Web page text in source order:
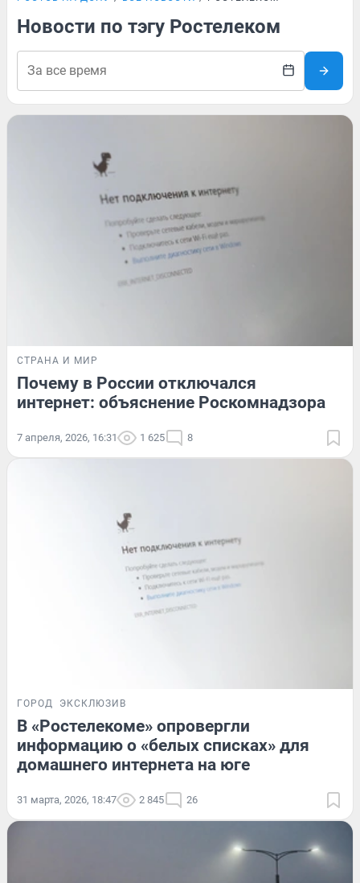
Новости по тэгу Ростелеком
СТРАНА И МИР
Почему в России отключался
интернет: объяснение Роскомнадзора
7 апреля, 2026, 16:31 1 625 8
ГОРОД ЭКСКЛЮЗИВ
В «Ростелекоме» опровергли
информацию о «белых списках» для
домашнего интернета на юге
31 марта, 2026, 18:47 2 845 26